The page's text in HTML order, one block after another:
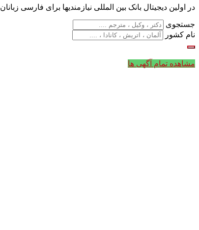
در اولین دیجیتال بانک بین المللی نیازمندیها برای فارسی زبانان
جستجوی
نام کشور
مشاهده تمام آگهی ها